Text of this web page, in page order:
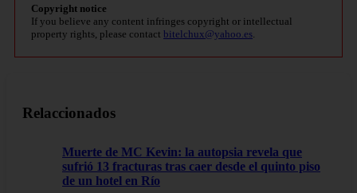
Copyright notice
If you believe any content infringes copyright or intellectual
property rights, please contact bitelchux@yahoo.es.
Relaccionados
Muerte de MC Kevin: la autopsia revela que
sufrió 13 fracturas tras caer desde el quinto piso
de un hotel en Río